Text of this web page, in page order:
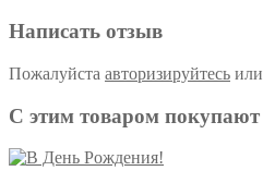
Написать отзыв
Пожалуйста авторизируйтесь или
С этим товаром покупают